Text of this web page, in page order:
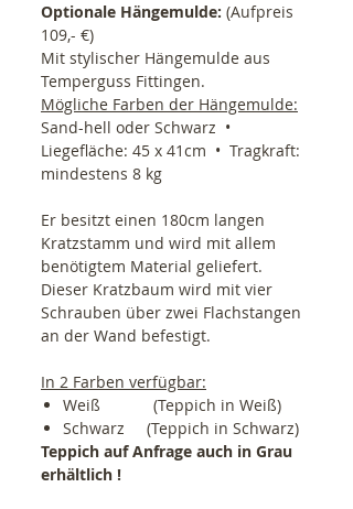
Optionale Hängemulde: (Aufpreis
109,- €)
Mit stylischer Hängemulde aus
Temperguss Fittingen.
Mögliche Farben der Hängemulde:
Sand-hell oder Schwarz •
Liegefläche: 45 x 41cm • Tragkraft:
mindestens 8 kg
Er besitzt einen 180cm langen
Kratzstamm und wird mit allem
benötigtem Material geliefert.
Dieser Kratzbaum wird mit vier
Schrauben über zwei Flachstangen
an der Wand befestigt.
In 2 Farben verfügbar:
Weiß (Teppich in Weiß)
Schwarz (Teppich in Schwarz)
Teppich auf Anfrage auch in Grau
erhältlich !